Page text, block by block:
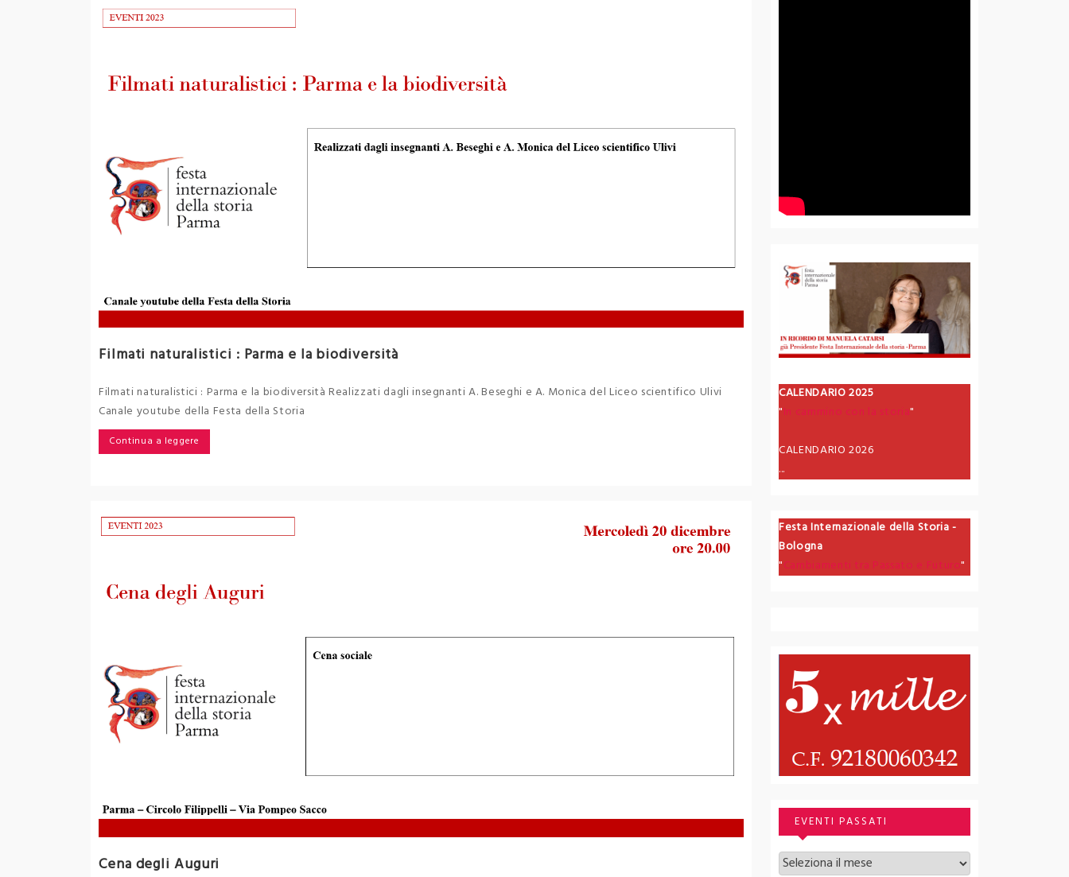
Filmati naturalistici : Parma e la biodiversità
Filmati naturalistici : Parma e la biodiversità Realizzati dagli insegnanti A. Beseghi e A. Monica del Liceo scientifico Ulivi
Canale youtube della Festa della Storia
Continua a leggere
Cena degli Auguri
CALENDARIO 2025
"In cammino con la storia"
CALENDARIO 2026
...
Festa Internazionale della Storia -
Bologna
"Cambiamenti tra Passato e Futuro"
EVENTI PASSATI
Archivi